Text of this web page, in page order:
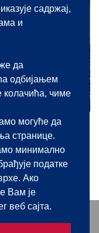
садржај,
и
да
одбијањем
колачића, чиме
могуће да
странице.
минимално
податке
Ако
Вам је
веб сајта.
na jubilarnom
prava zadržana.